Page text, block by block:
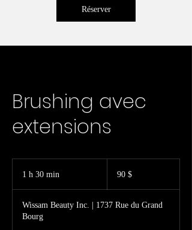
Réserver
Brushing avec
extensions
1 h 30 min
m
90 $
Wissam Beauty Inc. | 1737 Rue du Grand
Bourg